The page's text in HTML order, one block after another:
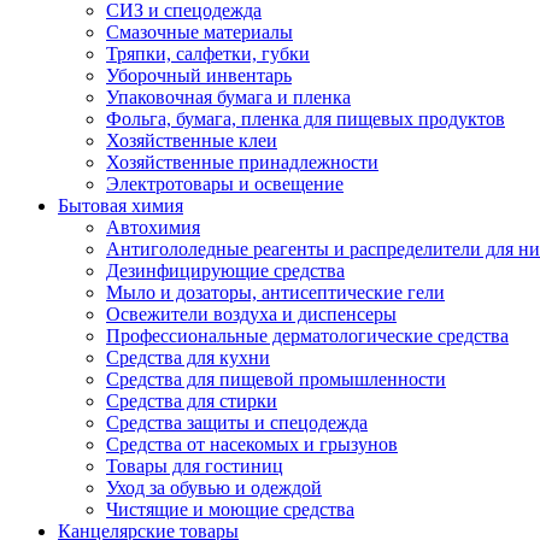
СИЗ и спецодежда
Смазочные материалы
Тряпки, салфетки, губки
Уборочный инвентарь
Упаковочная бумага и пленка
Фольга, бумага, пленка для пищевых продуктов
Хозяйственные клеи
Хозяйственные принадлежности
Электротовары и освещение
Бытовая химия
Автохимия
Антигололедные реагенты и распределители для
Дезинфицирующие средства
Мыло и дозаторы, антисептические гели
Освежители воздуха и диспенсеры
Профессиональные дерматологические средства
Средства для кухни
Средства для пищевой промышленности
Средства для стирки
Средства защиты и спецодежда
Средства от насекомых и грызунов
Товары для гостиниц
Уход за обувью и одеждой
Чистящие и моющие средства
Канцелярские товары